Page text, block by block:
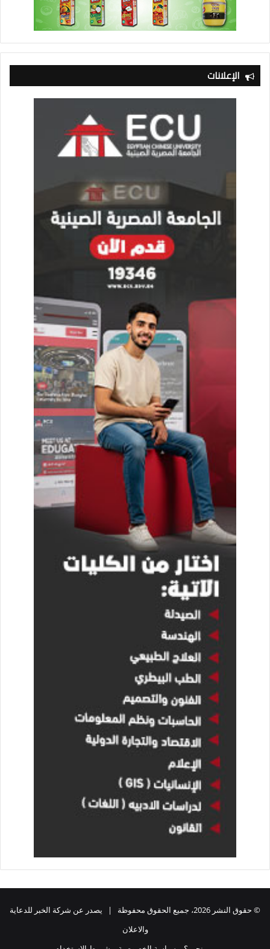
الإعلانات
© حقوق النشر 2026، جميع الحقوق محفوظة | يصدر عن شركة الخبر للدعاية
والاعلان